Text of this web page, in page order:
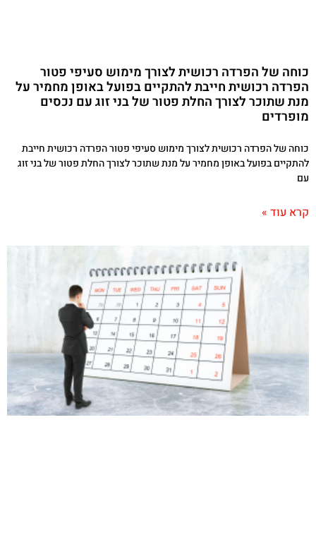
כוחה של הפרדה רכושית לצורך מימוש סעיפי פטור
הפרדה רכושית חייבת להתקיים בפועל באופן מחמיר על
מנת שתוכר לצורך החלת פטור של בני זוג עם נכסים
מופרדים
כוחה של הפרדה רכושית לצורך מימוש סעיפי פטור הפרדה רכושית חייבת
להתקיים בפועל באופן מחמיר על מנת שתוכר לצורך החלת פטור של בני זוג
עם
קרא עוד »